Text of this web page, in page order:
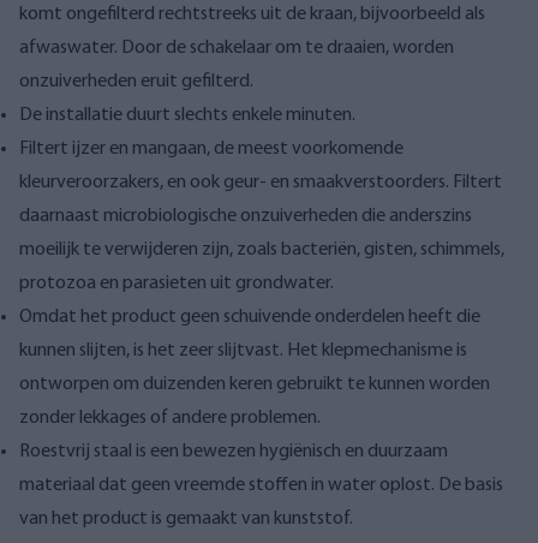
komt ongefilterd rechtstreeks uit de kraan, bijvoorbeeld als
afwaswater. Door de schakelaar om te draaien, worden
onzuiverheden eruit gefilterd.
De installatie duurt slechts enkele minuten.
Filtert ijzer en mangaan, de meest voorkomende
kleurveroorzakers, en ook geur- en smaakverstoorders. Filtert
daarnaast microbiologische onzuiverheden die anderszins
moeilijk te verwijderen zijn, zoals bacteriën, gisten, schimmels,
protozoa en parasieten uit grondwater.
Omdat het product geen schuivende onderdelen heeft die
kunnen slijten, is het zeer slijtvast. Het klepmechanisme is
ontworpen om duizenden keren gebruikt te kunnen worden
zonder lekkages of andere problemen.
Roestvrij staal is een bewezen hygiënisch en duurzaam
materiaal dat geen vreemde stoffen in water oplost. De basis
van het product is gemaakt van kunststof.